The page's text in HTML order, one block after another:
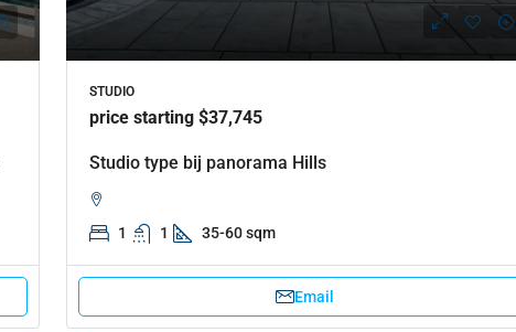
STUDIO
price starting $37,745
Studio type bij panorama Hills
1 1 35-60 sqm
Email